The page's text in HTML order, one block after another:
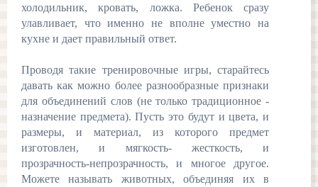
холодильник, кровать, ложка. Ребенок сразу
улавливает, что именно не вполне уместно на
кухне и дает правильный ответ.
Проводя такие тренировочные игры, старайтесь
давать как можно более разнообразные признаки
для объединений слов (не только традиционное -
назначение предмета). Пусть это будут и цвета, и
размеры, и материал, из которого предмет
изготовлен, и мягкость- жесткость, и
прозрачность-непрозрачность, и многое другое.
Можете называть животных, объединяя их в